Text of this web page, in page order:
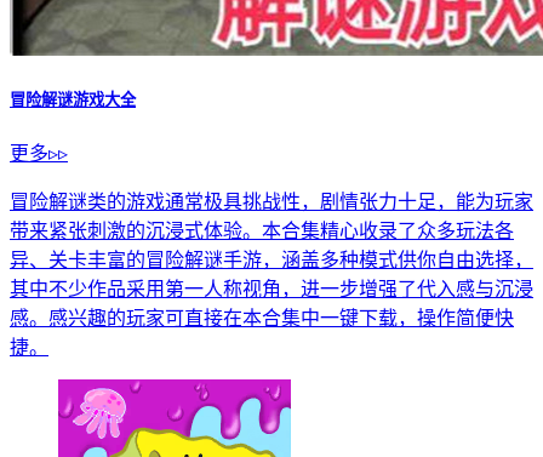
冒险解谜游戏大全
更多▹▹
冒险解谜类的游戏通常极具挑战性，剧情张力十足，能为玩家
带来紧张刺激的沉浸式体验。本合集精心收录了众多玩法各
异、关卡丰富的冒险解谜手游，涵盖多种模式供你自由选择，
其中不少作品采用第一人称视角，进一步增强了代入感与沉浸
感。感兴趣的玩家可直接在本合集中一键下载，操作简便快
捷。